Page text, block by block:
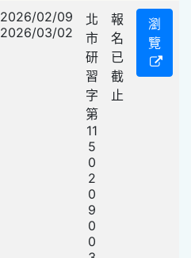
2026/02/09
2026/03/02
北
市
研
習
字
第
11
5
0
2
0
9
0
0
報
名
已
截
止
瀏
覽